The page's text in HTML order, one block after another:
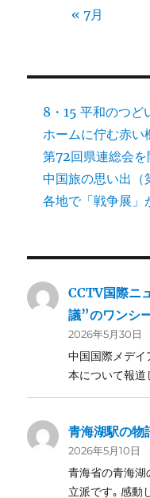
« 7月
8・15 平和のつど
ホームに佇む赤
第72回県連総会を
中国旅の思い出（
各地で「戦争展」
CCTV国際ニ
議”のワンシ
2026年5月30日
中国国際メデイ
本について報
青海湖駅の物
2026年5月10日
青海省の青海
立派です｡ 感動